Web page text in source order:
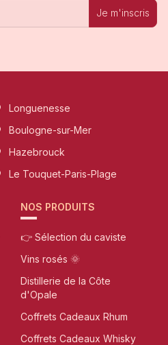
Je m'inscris
Longuenesse
Boulogne-sur-Mer
Hazebrouck
Le Touquet-Paris-Plage
NOS PRODUITS
👉 Sélection du caviste
Vins rosés 🌞
Distillerie de la Côte
d'Opale
Coffrets Cadeaux Rhum
Coffrets Cadeaux Whisky